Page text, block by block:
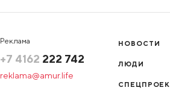
Реклама
+7 4162 222 742
reklama@amur.life
НОВОСТИ
ЛЮДИ